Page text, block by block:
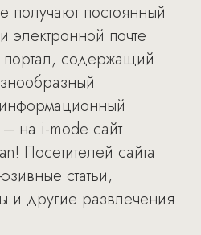
получают постоянный
электронной почте
содержащий
– на i-mode сайт
Посетителей сайта
статьи,
и другие развлечения